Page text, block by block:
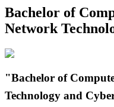
Bachelor of
Network
"Bachelor of
Technology and